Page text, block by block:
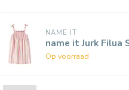
NAME IT
name it Jurk Filua
Op voorraad